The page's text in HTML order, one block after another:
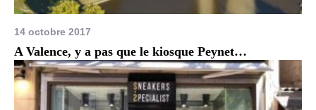
14 octobre 2017
A Valence, y a pas que le kiosque Peynet…